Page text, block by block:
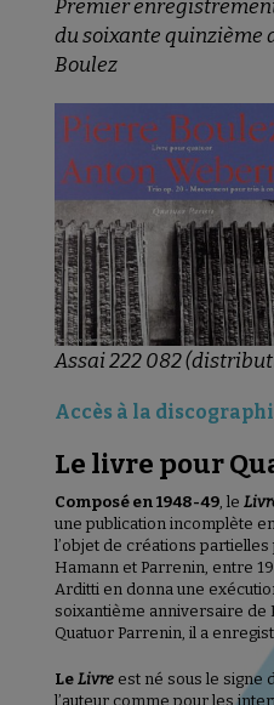
Premier
du soixante quinzième
Boulez
Assai 222 082
Accès à la
Le livre pour
Composé en 1948-49, le
une publication incomplète
l’objet de créations
Hamann et Parrenin, entre
Arditti en donna une
soixantième anniversaire de
Quatuor Parrenin, il a
Le Livreest né sous le signe
l’auteur comme pour les